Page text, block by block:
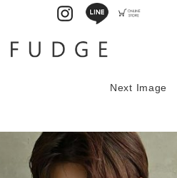
Next Image